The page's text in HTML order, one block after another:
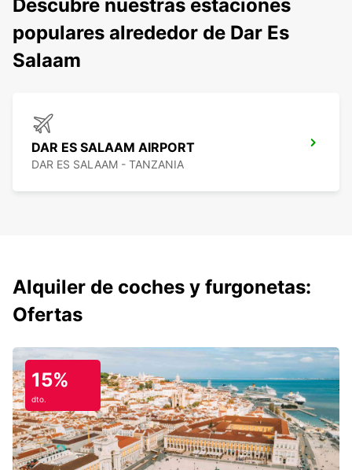
Descubre nuestras estaciones
populares alrededor de Dar Es
Salaam
DAR ES SALAAM AIRPORT
DAR ES SALAAM - TANZANIA
Alquiler de coches y furgonetas:
Ofertas
15%
dto.